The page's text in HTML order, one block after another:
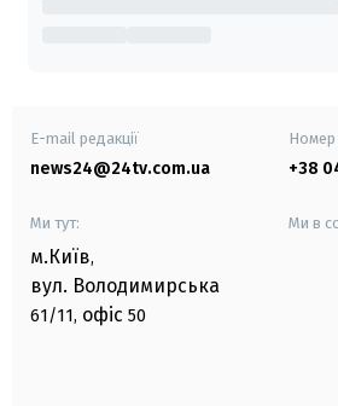
E-mail редакції
news24@24tv.com.ua
Номер
+38
Ми тут:
м.Київ,
вул. Володимирська
61/11, офіс 50
Ми в